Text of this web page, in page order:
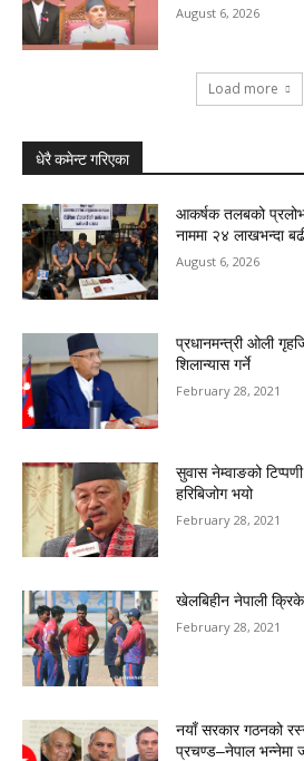
August 6, 2026
Load more
धेरै कमेन्ट गरिएका
आकर्षक तलबको
नाममा २४ लाखभन्दा
August 6, 2026
प्रधानमन्त्री ओली
शिलान्यास गर्ने
February 28, 2021
सुवास नेम्वाङको
हरिबिजोग भयो
February 28, 2021
खेलबिहीन नेपाली
February 28, 2021
नयाँ सरकार गठनको
प्रचण्ड–नेपाल भन्नेमा